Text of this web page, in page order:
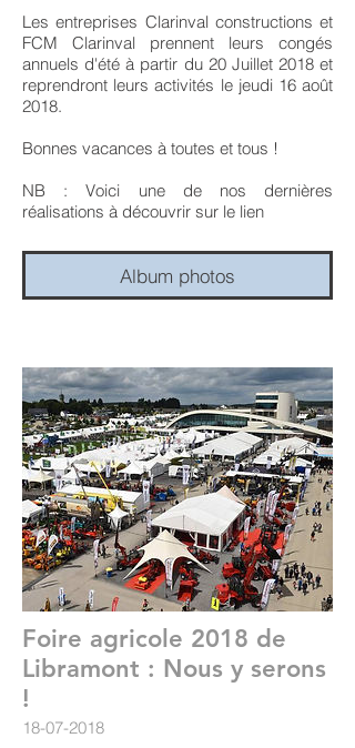
Les entreprises Clarinval constructions et
FCM Clarinval prennent leurs congés
annuels d'été à partir du 20 Juillet 2018 et
reprendront leurs activités le jeudi 16 août
2018.
Bonnes vacances à toutes et tous !
NB : Voici une de nos dernières
réalisations à découvrir sur le lien
Album photos
Foire agricole 2018 de
Libramont : Nous y serons
!
18-07-2018